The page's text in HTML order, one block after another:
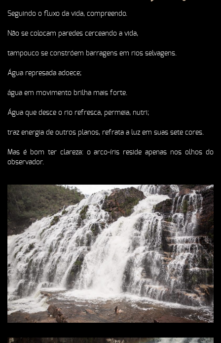
Seguindo o fluxo da vida, compreendo.
Não se colocam paredes cerceando a vida,
tampouco se constróem barragens em rios selvagens.
Água represada adoece;
água em movimento brilha mais forte.
Água que desce o rio refresca, permeia, nutri;
traz energia de outros planos, refrata a luz em suas sete cores.
Mas é bom ter clareza: o arco-íris reside apenas nos olhos do
observador.